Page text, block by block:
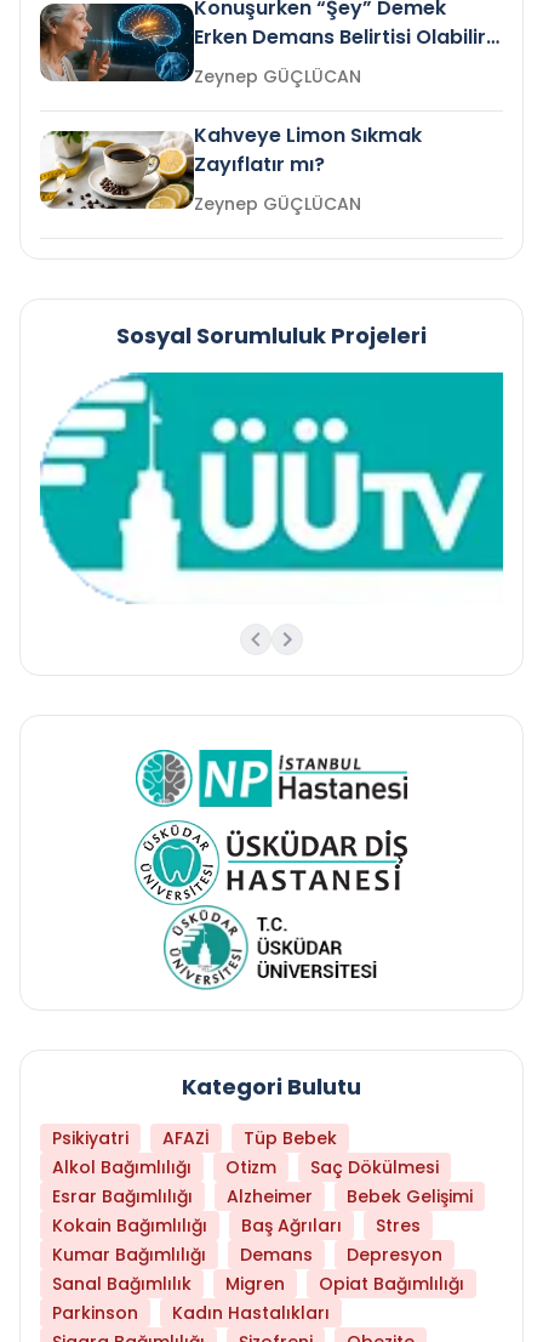
Konuşurken “Şey” Demek
Erken Demans Belirtisi Olabilir
mi?
Zeynep GÜÇLÜCAN
Kahveye Limon Sıkmak
Zayıflatır mı?
Zeynep GÜÇLÜCAN
Sosyal Sorumluluk Projeleri
Kategori Bulutu
Psikiyatri AFAZİ
Tüp Bebek
Alkol Bağımlılığı
Otizm
Saç Dökülmesi
Esrar Bağımlılığı
Alzheimer
Bebek Gelişimi
Kokain Bağımlılığı
Baş Ağrıları
Stres
Kumar Bağımlılığı
Demans
Depresyon
Sanal Bağımlılık
Migren
Opiat Bağımlılığı
Parkinson
Kadın Hastalıkları